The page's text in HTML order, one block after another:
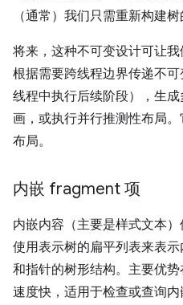
（通常）我们只需重新构建树
将来，这种不可变设计可让
根据需要跨线程边界传递不
线程中执行后续阶段），生
画，或执行并行推测性布局
布局。
内嵌 fragment 项
内嵌内容（主要是样式文本
使用表示树的扁平列表来表
和指针的树形结构。主要优
速度快，适用于检查或查询